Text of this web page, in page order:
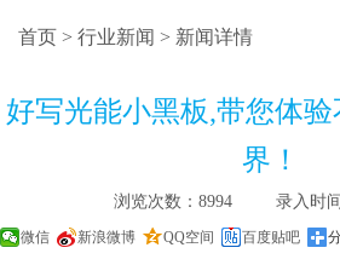
首页 > 行业新闻 > 新闻详情
好写光能小黑板,带您体
界！
浏览次数：8994 录入时间
微信 新浪微博 QQ空间 百度贴吧